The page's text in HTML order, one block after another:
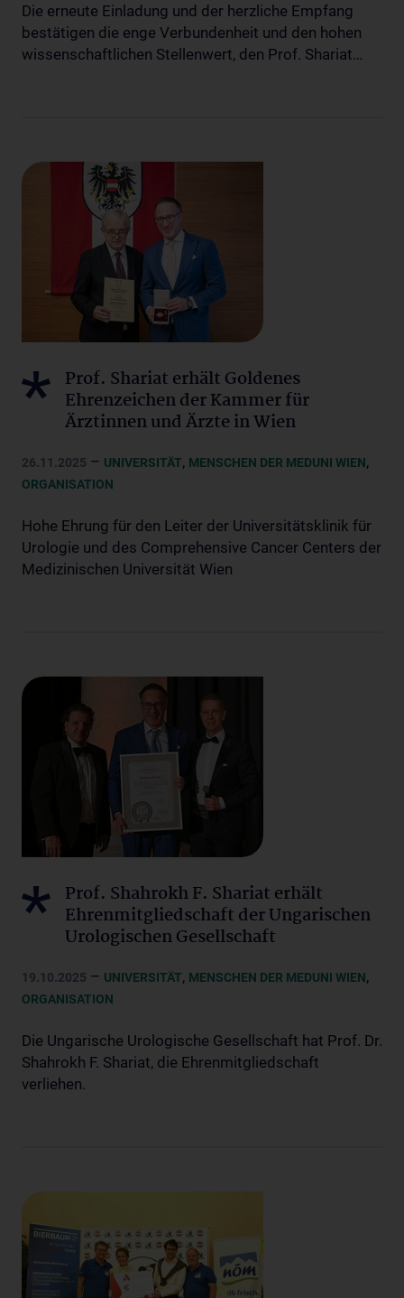
Die erneute Einladung und der herzliche Empfang
bestätigen die enge Verbundenheit und den hohen
wissenschaftlichen Stellenwert, den Prof. Shariat…
Prof. Shariat erhält Goldenes
Ehrenzeichen der Kammer für
Ärztinnen und Ärzte in Wien
26.11.2025 – UNIVERSITÄT, MENSCHEN DER MEDUNI WIEN,
ORGANISATION
Hohe Ehrung für den Leiter der Universitätsklinik für
Urologie und des Comprehensive Cancer Centers der
Medizinischen Universität Wien
Prof. Shahrokh F. Shariat erhält
Ehrenmitgliedschaft der Ungarischen
Urologischen Gesellschaft
19.10.2025 – UNIVERSITÄT, MENSCHEN DER MEDUNI WIEN,
ORGANISATION
Die Ungarische Urologische Gesellschaft hat Prof. Dr.
Shahrokh F. Shariat, die Ehrenmitgliedschaft
verliehen.